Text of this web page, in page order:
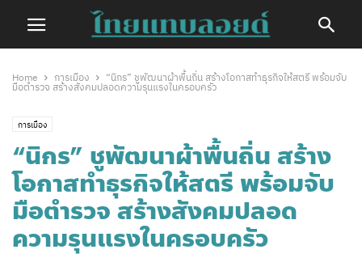
Home การเมือง
“นิกร” ชูพัฒนาผ้าพื้นถิ่น สร้างโอกาสทำธุรกิจให้สตรี พร้อมจับ
มือตำรวจ สร้างสังคมปลอดความรุนแรงในครอบครัว
การเมือง
“นิกร” ชูพัฒนาผ้าพื้นถิ่น สร้าง
โอกาสทำธุรกิจให้สตรี พร้อมจับ
มือตำรวจ สร้างสังคมปลอด
ความรุนแรงในครอบครัว